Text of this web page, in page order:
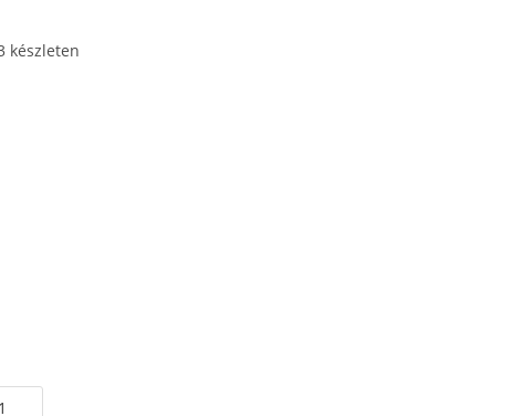
készleten